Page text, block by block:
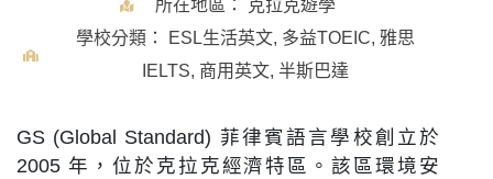
所在地區：
克拉克遊學
學校分類：
ESL生活英文, 多益TOEIC, 雅思
IELTS, 商用英文, 半斯巴達
GS (Global Standard) 菲律賓語言學校創立於
2005 年，位於克拉克經濟特區。該區環境安